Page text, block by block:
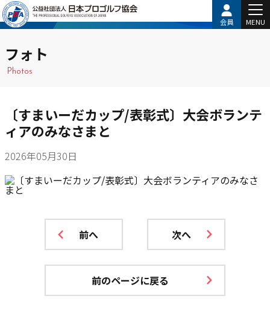
会員 MENU
フォト
Photos
〔すまいーだカップ/表彰式〕大会ボランテ
ィアのみなさまと
2026年05月30日
前へ 次へ
前のページに戻る